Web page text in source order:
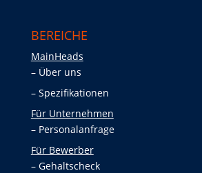
BEREICHE
MainHeads
Über uns
Spezifikationen
Für Unternehmen
Personalanfrage
Für Bewerber
Gehaltscheck